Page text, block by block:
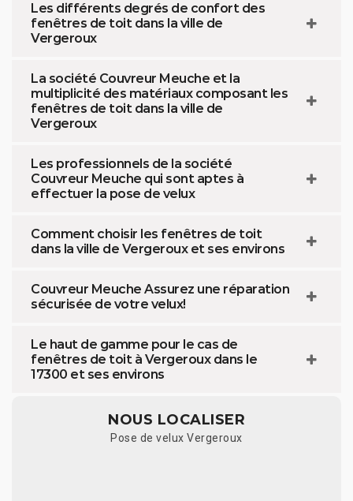
Les différents degrés de confort des
fenêtres de toit dans la ville de
Vergeroux
La société Couvreur Meuche et la
multiplicité des matériaux composant les
fenêtres de toit dans la ville de
Vergeroux
Les professionnels de la société
Couvreur Meuche qui sont aptes à
effectuer la pose de velux
Comment choisir les fenêtres de toit
dans la ville de Vergeroux et ses environs
Couvreur Meuche Assurez une réparation
sécurisée de votre velux!
Le haut de gamme pour le cas de
fenêtres de toit à Vergeroux dans le
17300 et ses environs
NOUS LOCALISER
Pose de velux Vergeroux